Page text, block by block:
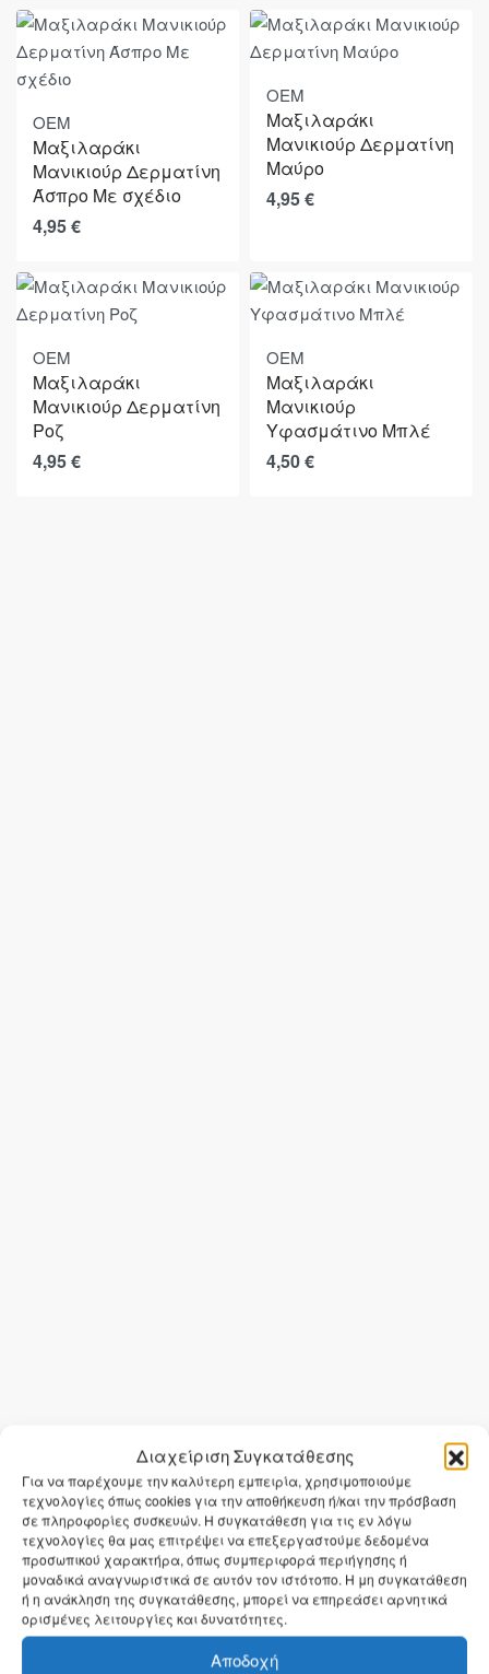
Διαχείριση Συγκατάθεσης
Για να παρέχουμε την καλύτερη εμπειρία, χρησιμοποιούμε
τεχνολογίες όπως cookies για την αποθήκευση ή/και την πρόσβαση
σε πληροφορίες συσκευών. Η συγκατάθεση για τις εν λόγω
τεχνολογίες θα μας επιτρέψει να επεξεργαστούμε δεδομένα
προσωπικού χαρακτήρα, όπως συμπεριφορά περιήγησης ή
μοναδικά αναγνωριστικά σε αυτόν τον ιστότοπο. Η μη συγκατάθεση
ή η ανάκληση της συγκατάθεσης, μπορεί να επηρεάσει αρνητικά
ορισμένες λειτουργίες και δυνατότητες.
Αποδοχή
OEM
Μαξιλαράκι
Μανικιούρ Δερματίνη
Άσπρο Με σχέδιο
4,95€
OEM
Μαξιλαράκι
Μανικιούρ Δερματίνη
Μαύρο
4,95€
OEM
Μαξιλαράκι
Μανικιούρ Δερματίνη
Ροζ
4,95€
OEM
Μαξιλαράκι
Μανικιούρ
Υφασμάτινο Μπλέ
4,50€